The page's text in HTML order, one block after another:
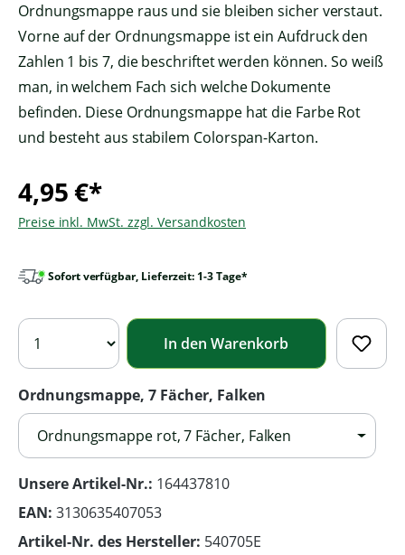
Ordnungsmappe raus und sie bleiben sicher verstaut.
Vorne auf der Ordnungsmappe ist ein Aufdruck den
Zahlen 1 bis 7, die beschriftet werden können. So weiß
man, in welchem Fach sich welche Dokumente
befinden. Diese Ordnungsmappe hat die Farbe Rot
und besteht aus stabilem Colorspan-Karton.
4,95 €*
Preise inkl. MwSt. zzgl. Versandkosten
Sofort verfügbar, Lieferzeit: 1-3 Tage*
In den Warenkorb
Ordnungsmappe, 7 Fächer, Falken
Ordnungsmappe rot, 7 Fächer, Falken
Unsere Artikel-Nr.: 164437810
EAN: 3130635407053
Artikel-Nr. des Hersteller: 540705E